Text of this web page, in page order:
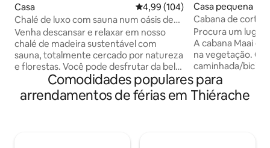
Casa Classificação média de 4,99 em
4,99 (104)
Chalé de luxo com sauna num oásis de
tranquilidade
Venha descansar e relaxar em nosso
chalé de madeira sustentável com
sauna, totalmente cercado por natureza
e florestas. Você pode desfrutar da bela
reserva natural de Goor-Asbroek ou
fazer um passeio esportivo e aproveitar
as muitas trilhas para caminhadas,
Casa pequena
Cabana de corte
vegetação
Procura um lugar
A cabana Maai é
na vegetação.
caminhada/
cidade com uma
nossa pequena
vista para as
Comodidades populares para
arrendamentos de férias em Thiérache